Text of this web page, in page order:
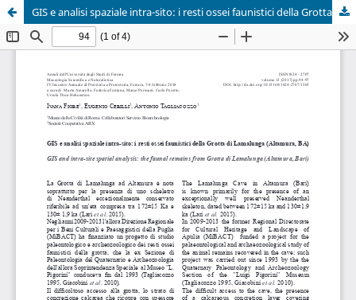
GIS e analisi spaziale intra-sito: i resti ossei faunistici della Grotta di Lamalunga (Altamura, BA)